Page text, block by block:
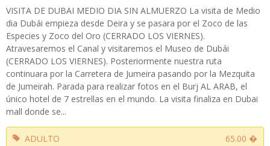
VISITA DE DUBAI MEDIO DIA SIN ALMUERZO La visita de Medio
dia Dubái empieza desde Deira y se pasara por el Zoco de las
Especies y Zoco del Oro (CERRADO LOS VIERNES).
Atravesaremos el Canal y visitaremos el Museo de Dubái
(CERRADO LOS VIERNES). Posteriormente nuestra ruta
continuara por la Carretera de Jumeira pasando por la Mezquita
de Jumeirah. Parada para realizar fotos en el Burj AL ARAB, el
único hotel de 7 estrellas en el mundo. La visita finaliza en Dubai
mall donde se...
ADULTO 65.00 �